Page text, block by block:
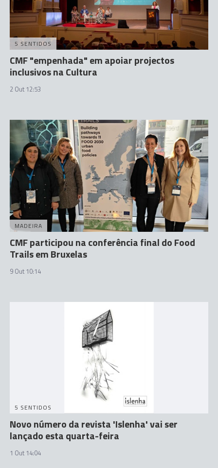
5 SENTIDOS
CMF "empenhada" em apoiar projectos
inclusivos na Cultura
2 Out 12:53
MADEIRA
CMF participou na conferência final do Food
Trails em Bruxelas
9 Out 10:14
5 SENTIDOS
Novo número da revista 'Islenha' vai ser
lançado esta quarta-feira
1 Out 14:04